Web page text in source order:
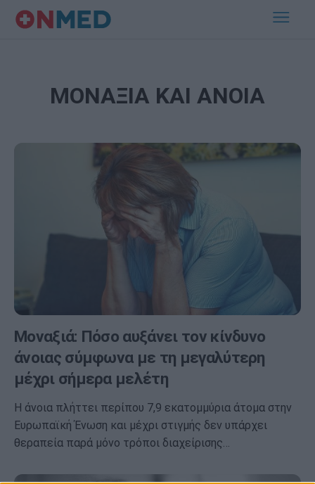
ΜΟΝΑΞΙΑ ΚΑΙ ΑΝΟΙΑ
Μοναξιά: Πόσο αυξάνει τον κίνδυνο
άνοιας σύμφωνα με τη μεγαλύτερη
μέχρι σήμερα μελέτη
Η άνοια πλήττει περίπου 7,9 εκατομμύρια άτομα στην
Ευρωπαϊκή Ένωση και μέχρι στιγμής δεν υπάρχει
θεραπεία παρά μόνο τρόποι διαχείρισης…